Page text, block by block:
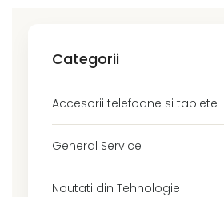
Categorii
Accesorii telefoane si tablete
General Service
Noutati din Tehnologie